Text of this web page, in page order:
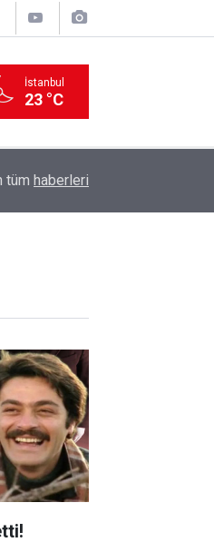
İstanbul
23 °C
Donduran İddialar!
tüm haberleri